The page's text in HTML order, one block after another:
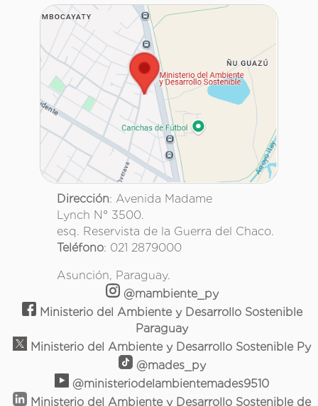
Dirección: Avenida Madame
Lynch N° 3500.
esq. Reservista de la Guerra del Chaco.
Teléfono: 021 2879000
Asunción, Paraguay.
@mambiente_py
Ministerio del Ambiente y Desarrollo Sostenible
Paraguay
Ministerio del Ambiente y Desarrollo Sostenible Py
@mades_py
@ministeriodelambientemades9510
Ministerio del Ambiente y Desarrollo Sostenible de